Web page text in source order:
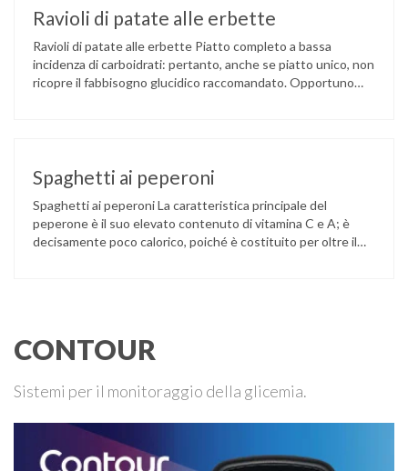
Ravioli di patate alle erbette
Ravioli di patate alle erbette Piatto completo a bassa
incidenza di carboidrati: pertanto, anche se piatto unico, non
ricopre il fabbisogno glucidico raccomandato. Opportuno
Spaghetti ai peperoni
Spaghetti ai peperoni La caratteristica principale del
peperone è il suo elevato contenuto di vitamina C e A; è
decisamente poco calorico, poiché è costituito per oltre il
CONTOUR
Sistemi per il monitoraggio della glicemia.